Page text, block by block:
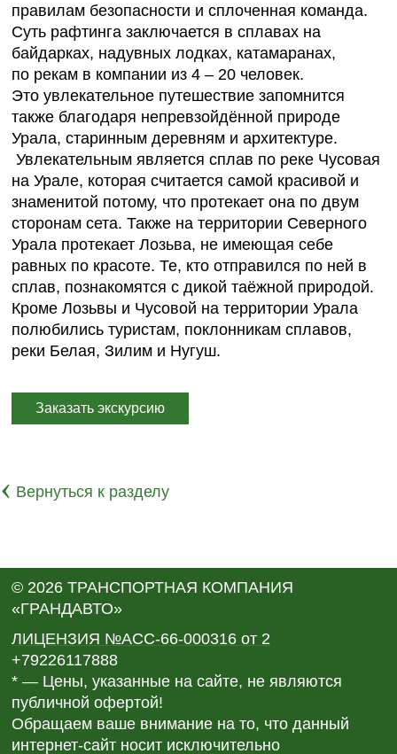
правилам безопасности и сплоченная команда.
Суть рафтинга заключается в сплавах на
байдарках, надувных лодках, катамаранах,
по рекам в компании из 4 – 20 человек.
Это увлекательное путешествие запомнится
также благодаря непревзойдённой природе
Урала, старинным деревням и архитектуре.
Увлекательным является сплав по реке Чусовая
на Урале, которая считается самой красивой и
знаменитой потому, что протекает она по двум
сторонам сета. Также на территории Северного
Урала протекает Лозьва, не имеющая себе
равных по красоте. Те, кто отправился по ней в
сплав, познакомятся с дикой таёжной природой.
Кроме Лозьвы и Чусовой на территории Урала
полюбились туристам, поклонникам сплавов,
реки Белая, Зилим и Нугуш.
Заказать экскурсию
‹ Вернуться к разделу
© 2026 ТРАНСПОРТНАЯ КОМПАНИЯ
«ГРАНДАВТО»
ЛИЦЕНЗИЯ №АСС-66-000316 от 2
+79226117888
* — Цены, указанные на сайте, не являются
публичной офертой!
Обращаем ваше внимание на то, что данный
интернет-сайт носит исключительно